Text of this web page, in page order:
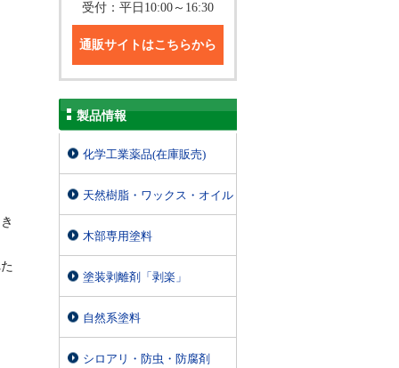
受付：平日10:00～16:30
通販サイトはこちらから
製品情報
化学工業薬品(在庫販売)
天然樹脂・ワックス・オイル
木部専用塗料
塗装剥離剤「剥楽」
自然系塗料
シロアリ・防虫・防腐剤